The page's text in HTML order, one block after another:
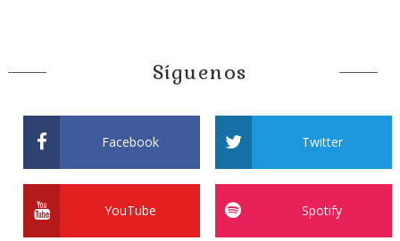
Síguenos
Facebook Twitter
YouTube Spotify